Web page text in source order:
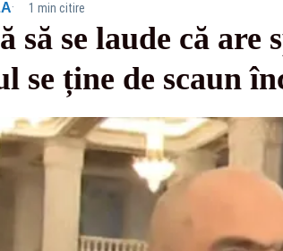
· 1 min citire
să se laude că
se ține de scaun